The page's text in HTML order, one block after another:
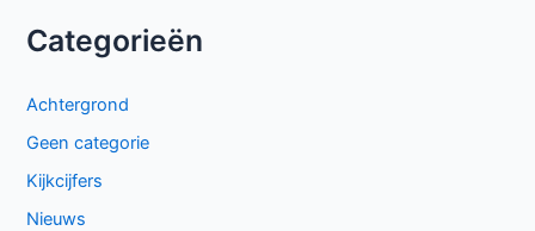
Categorieën
Achtergrond
Geen categorie
Kijkcijfers
Nieuws